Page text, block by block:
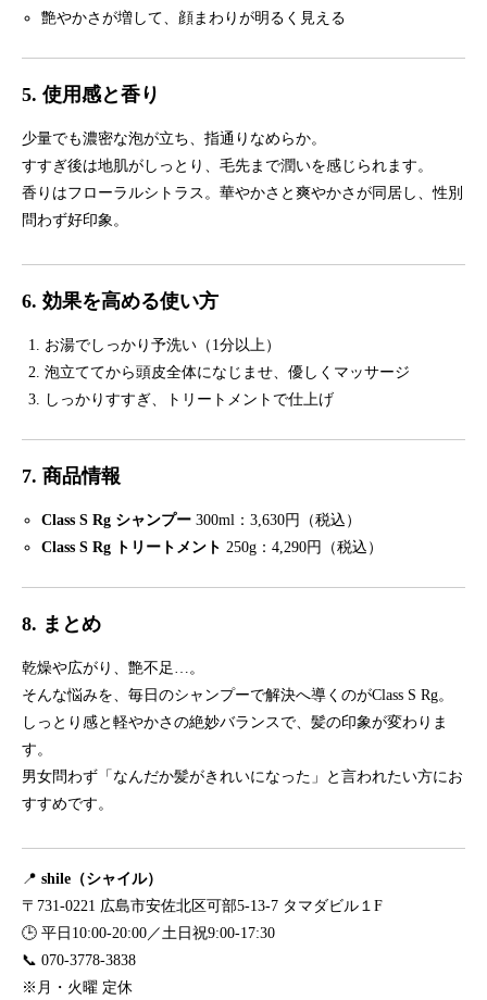
艶やかさが増して、顔まわりが明るく見える
5. 使用感と香り
少量でも濃密な泡が立ち、指通りなめらか。
すすぎ後は地肌がしっとり、毛先まで潤いを感じられます。
香りはフローラルシトラス。華やかさと爽やかさが同居し、性別
問わず好印象。
6. 効果を高める使い方
お湯でしっかり予洗い（1分以上）
泡立ててから頭皮全体になじませ、優しくマッサージ
しっかりすすぎ、トリートメントで仕上げ
7. 商品情報
Class S Rg シャンプー 300ml：3,630円（税込）
Class S Rg トリートメント 250g：4,290円（税込）
8. まとめ
乾燥や広がり、艶不足…。
そんな悩みを、毎日のシャンプーで解決へ導くのがClass S Rg。
しっとり感と軽やかさの絶妙バランスで、髪の印象が変わりま
す。
男女問わず「なんだか髪がきれいになった」と言われたい方にお
すすめです。
📍 shile（シャイル）
〒731-0221 広島市安佐北区可部5-13-7 タマダビル１F
🕒 平日10:00-20:00／土日祝9:00-17:30
📞 070-3778-3838
※月・火曜 定休